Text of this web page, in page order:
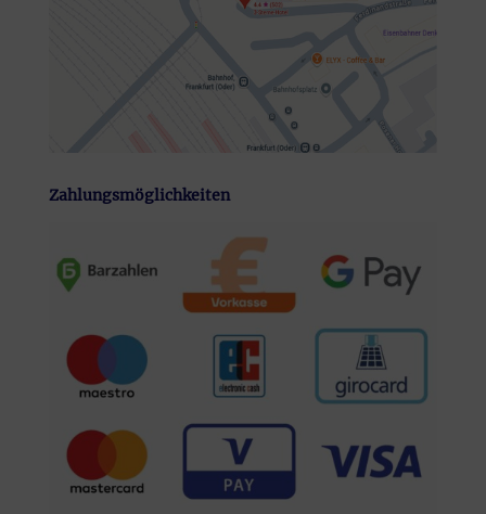
Zahlungsmöglichkeiten